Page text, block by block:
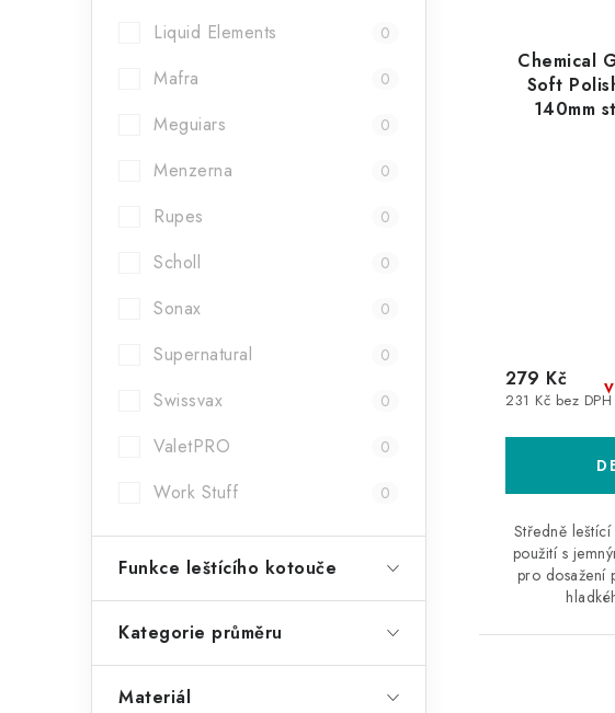
Liquid Elements 0
Mafra 0
Meguiars 0
Menzerna 0
Rupes 0
Scholl 0
Sonax 0
Supernatural 0
Swissvax 0
ValetPRO 0
Work Stuff 0
Funkce leštícího kotouče
Kategorie průměru
Materiál
Chemical
Soft
140mm
231 Kč bez DPH
279 Kč
Středně
použití s
pro dosažení